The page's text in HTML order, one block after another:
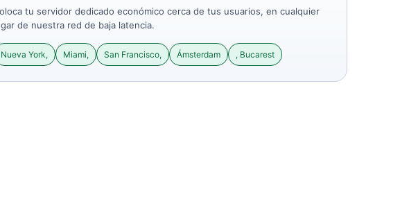
tu servidor dedicado económico cerca de tus usuarios, en cualquier
de nuestra red de baja latencia.
Nueva York, Miami, San Francisco, Ámsterdam , Bucarest